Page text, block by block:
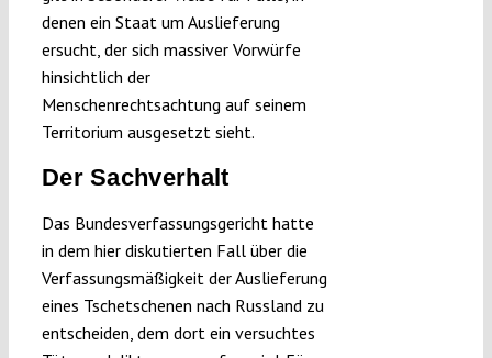
denen ein Staat um Auslieferung
ersucht, der sich massiver Vorwürfe
hinsichtlich der
Menschenrechtsachtung auf seinem
Territorium ausgesetzt sieht.
Der Sachverhalt
Das Bundesverfassungsgericht hatte
in dem hier diskutierten Fall über die
Verfassungsmäßigkeit der Auslieferung
eines Tschetschenen nach Russland zu
entscheiden, dem dort ein versuchtes